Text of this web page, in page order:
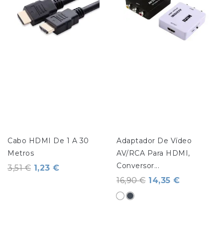
Cabo HDMI De 1 A 30
Metros
3,51 € 1,23 €
Adaptador De Vídeo
AV/RCA Para HDMI,
Conversor...
16,90 € 14,35 €
Branco
Preto